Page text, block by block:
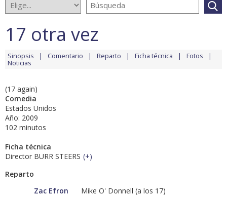
17 otra vez
Sinopsis Comentario Reparto Ficha técnica Fotos
Noticias
(17 again)
Comedia
Estados Unidos
Año: 2009
102 minutos
Ficha técnica
Director BURR STEERS (+)
Reparto
Zac Efron
Mike O' Donnell (a los 17)